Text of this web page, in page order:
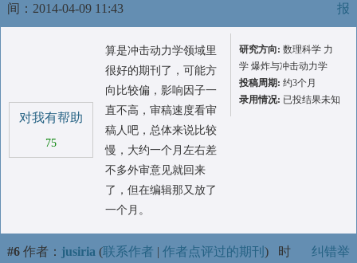
间：2014-04-09 11:43 报
对我有帮助
75
算是冲击动力学领域里
很好的期刊了，可能方
向比较偏，影响因子一
直不高，审稿速度看审
稿人吧，总体来说比较
慢，大约一个月左右差
不多外审意见就回来
了，但在编辑那又放了
一个月。
研究方向: 数理科学 力
学 爆炸与冲击动力学
投稿周期: 约3个月
录用情况: 已投结果未知
#6 作者： jusiria (联系作者 | 作者点评过的期刊 ) 时
纠错举